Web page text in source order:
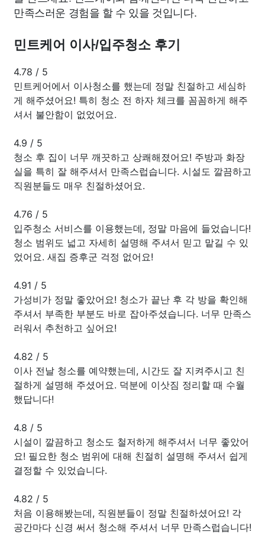
만족스러운 경험을 할 수 있을 것입니다.
민트케어 이사/입주청소 후기
4.78 / 5
민트케어에서 이사청소를 했는데 정말 친절하고 세심하
게 해주셨어요! 특히 청소 전 하자 체크를 꼼꼼하게 해주
셔서 불안함이 없었어요.
4.9 / 5
청소 후 집이 너무 깨끗하고 상쾌해졌어요! 주방과 화장
실을 특히 잘 해주셔서 만족스럽습니다. 시설도 깔끔하고
직원분들도 매우 친절하셨어요.
4.76 / 5
입주청소 서비스를 이용했는데, 정말 마음에 들었습니다!
청소 범위도 넓고 자세히 설명해 주셔서 믿고 맡길 수 있
었어요. 새집 증후군 걱정 없어요!
4.91 / 5
가성비가 정말 좋았어요! 청소가 끝난 후 각 방을 확인해
주셔서 부족한 부분도 바로 잡아주셨습니다. 너무 만족스
러워서 추천하고 싶어요!
4.82 / 5
이사 전날 청소를 예약했는데, 시간도 잘 지켜주시고 친
절하게 설명해 주셨어요. 덕분에 이삿짐 정리할 때 수월
했답니다!
4.8 / 5
시설이 깔끔하고 청소도 철저하게 해주셔서 너무 좋았어
요! 필요한 청소 범위에 대해 친절히 설명해 주셔서 쉽게
결정할 수 있었습니다.
4.82 / 5
처음 이용해봤는데, 직원분들이 정말 친절하셨어요! 각
공간마다 신경 써서 청소해 주셔서 너무 만족스럽습니다!